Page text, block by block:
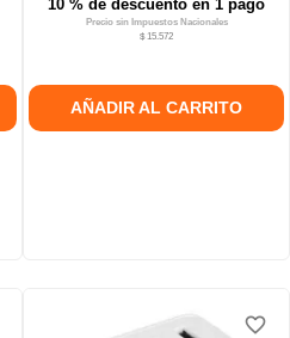
10 % de descuento en 1 pago
Precio sin Impuestos Nacionales
$ 15.572
AÑADIR AL CARRITO
favorite_border
favorite_border
favorite_border